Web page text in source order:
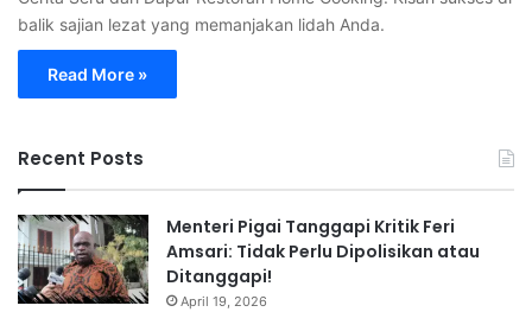
balik sajian lezat yang memanjakan lidah Anda.
Read More »
Recent Posts
Menteri Pigai Tanggapi Kritik Feri
Amsari: Tidak Perlu Dipolisikan atau
Ditanggapi!
April 19, 2026